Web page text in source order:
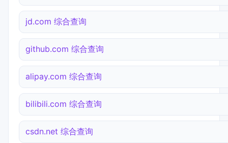
jd.com 综合查询
github.com 综合查询
alipay.com 综合查询
bilibili.com 综合查询
csdn.net 综合查询